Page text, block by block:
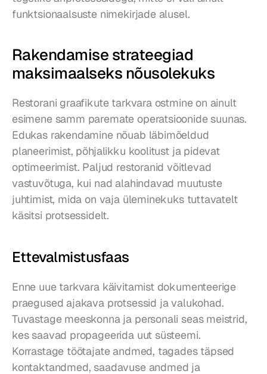
funktsionaalsuste nimekirjade alusel.
Rakendamise strateegiad
maksimaalseks nõusolekuks
Restorani graafikute tarkvara ostmine on ainult
esimene samm paremate operatsioonide suunas.
Edukas rakendamine nõuab läbimõeldud
planeerimist, põhjalikku koolitust ja pidevat
optimeerimist. Paljud restoranid võitlevad
vastuvõtuga, kui nad alahindavad muutuste
juhtimist, mida on vaja üleminekuks tuttavatelt
käsitsi protsessidelt.
Ettevalmistusfaas
Enne uue tarkvara käivitamist dokumenteerige
praegused ajakava protsessid ja valukohad.
Tuvastage meeskonna ja personali seas meistrid,
kes saavad propageerida uut süsteemi.
Korrastage töötajate andmed, tagades täpsed
kontaktandmed, saadavuse andmed ja